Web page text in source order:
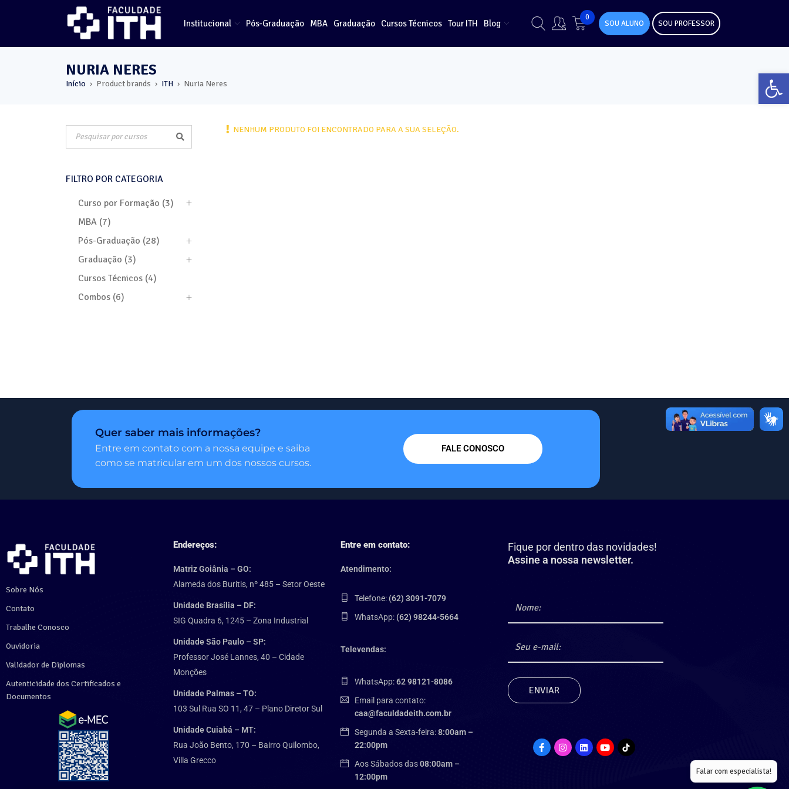
Institucional Pós-Graduação MBA Graduação Cursos Técnicos Tour ITH Blog
0
SOU ALUNO SOU PROFESSOR
NURIA NERES
Início › Product brands › ITH › Nuria Neres
FILTRO POR CATEGORIA
Curso por Formação (3)
MBA (7)
Pós-Graduação (28)
Graduação (3)
Cursos Técnicos (4)
Combos (6)
NENHUM PRODUTO FOI ENCONTRADO PARA A SUA SELEÇÃO.
Quer saber mais informações?
Entre em contato com a nossa equipe e saiba
como se matricular em um dos nossos cursos.
FALE CONOSCO
Sobre Nós
Contato
Trabalhe Conosco
Ouvidoria
Validador de Diplomas
Autenticidade dos Certificados e
Documentos
Endereços:
Matriz Goiânia – GO:
Alameda dos Buritis, nº 485 – Setor Oeste
Unidade Brasília – DF:
SIG Quadra 6, 1245 – Zona Industrial
Unidade São Paulo – SP:
Professor José Lannes, 40 – Cidade
Monções
Unidade Palmas – TO:
103 Sul Rua SO 11, 47 – Plano Diretor Sul
Unidade Cuiabá – MT:
Rua João Bento, 170 – Bairro Quilombo,
Villa Grecco
Entre em contato:
Atendimento:
Telefone: (62) 3091-7079
WhatsApp: (62) 98244-5664
Televendas:
WhatsApp:62 98121-8086
Email para contato:
caa@faculdadeith.com.br
Segunda a Sexta-feira:8:00am –
22:00pm
Aos Sábados das08:00am –
12:00pm
Fique por dentro das novidades!
Assine a nossa newsletter.
Falar com especialista!